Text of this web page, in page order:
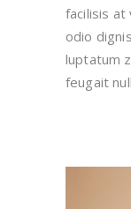
facilisis at
odio
luptatum
feugait